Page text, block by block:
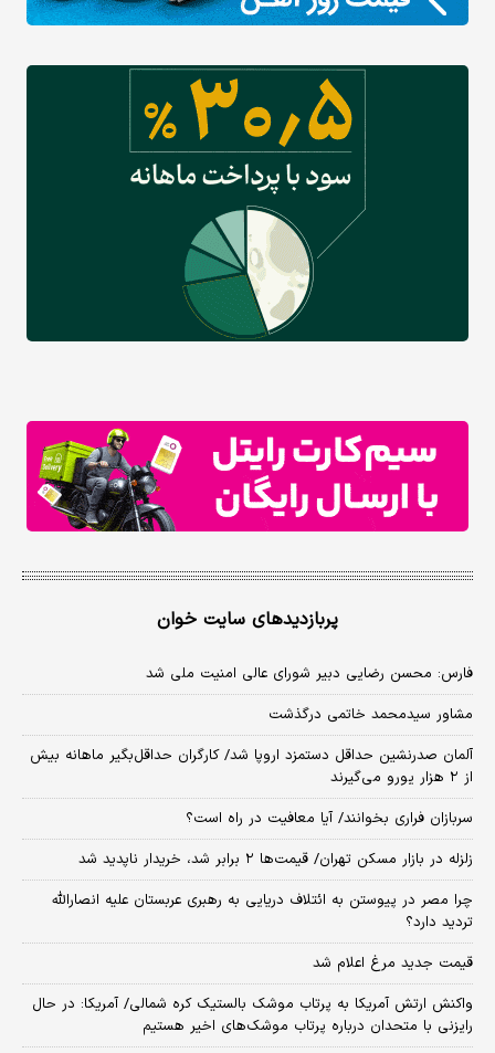
پربازدیدهای سایت خوان
فارس: محسن رضایی دبیر شورای عالی امنیت ملی شد
مشاور سیدمحمد خاتمی درگذشت
آلمان صدرنشین حداقل دستمزد اروپا شد/ کارگران حداقل‌بگیر ماهانه بیش
از ۲ هزار یورو می‌گیرند
سربازان فراری بخوانند/ آیا معافیت در راه است؟
زلزله در بازار مسکن تهران/ قیمت‌ها ۲ برابر شد، خریدار ناپدید شد
چرا مصر در پیوستن به ائتلاف دریایی به رهبری عربستان علیه انصارالله
تردید دارد؟
قیمت جدید مرغ اعلام شد
واکنش ارتش آمریکا به پرتاب موشک بالستیک کره شمالی/ آمریکا: در حال
رایزنی با متحدان درباره پرتاب موشک‌های اخیر هستیم